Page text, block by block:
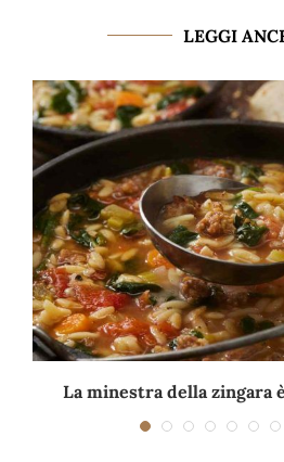
LEGGI
La minestra della zingara